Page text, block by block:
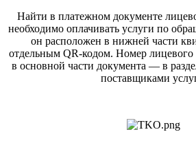
Найти в платежном документе
необходимо оплачивать услуги по
он расположен в нижней части
отдельным QR-кодом. Номер лицевого
в основной части документа — в
поставщиками